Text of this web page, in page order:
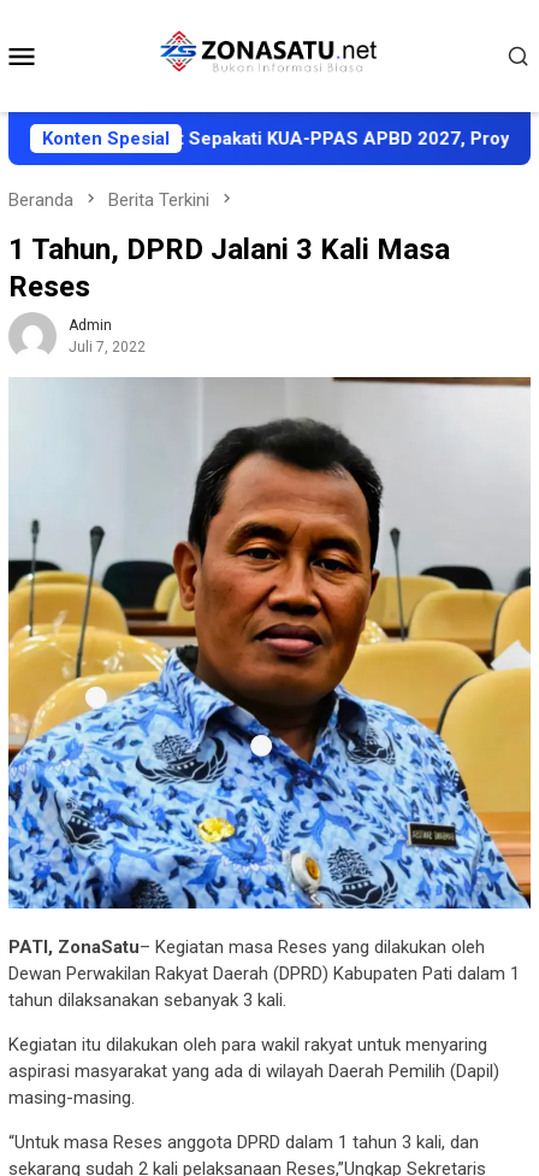
konten
Konten Spesial
Halut Sepakati KUA-PPAS APBD 2027, Proyeksi
Beranda Berita Terkini
1 Tahun, DPRD Jalani 3 Kali Masa
Reses
Admin
Juli 7, 2022
PATI, ZonaSatu– Kegiatan masa Reses yang dilakukan oleh
Dewan Perwakilan Rakyat Daerah (DPRD) Kabupaten Pati dalam 1
tahun dilaksanakan sebanyak 3 kali.
Kegiatan itu dilakukan oleh para wakil rakyat untuk menyaring
aspirasi masyarakat yang ada di wilayah Daerah Pemilih (Dapil)
masing-masing.
“Untuk masa Reses anggota DPRD dalam 1 tahun 3 kali, dan
sekarang sudah 2 kali pelaksanaan Reses,”Ungkap Sekretaris